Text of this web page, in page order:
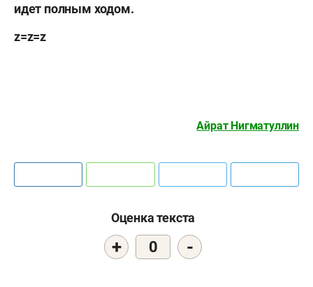
идет полным ходом.
z=z=z
Айрат Нигматуллин
Оценка текста
+ 0 -